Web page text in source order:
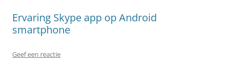
Ervaring Skype app op Android
smartphone
Geef een reactie